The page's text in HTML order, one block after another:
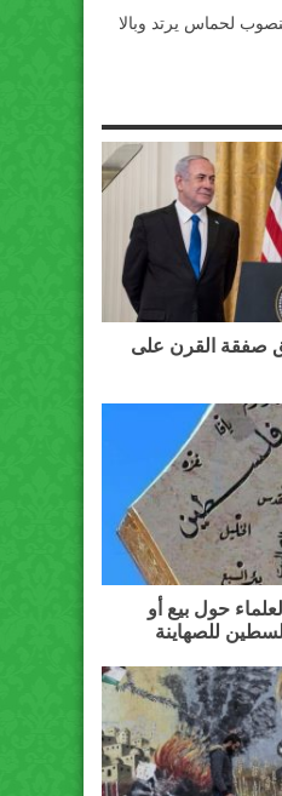
لحماس يرتد وبالا
صفقة القرن على
حول بيع أو
للصهاينة